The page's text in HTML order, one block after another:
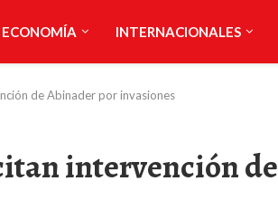
ECONOMÍA INTERNACIONALES
de Abinader por invasiones
intervención de